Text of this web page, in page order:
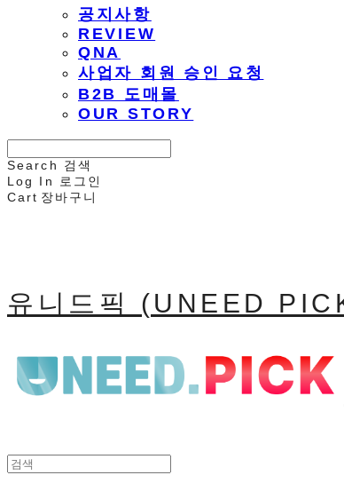
공지사항
REVIEW
QNA
사업자 회원 승인 요청
B2B 도매몰
OUR STORY
Search
검색
Log In
로그인
Cart 장바구니
유니드픽 (UNEED